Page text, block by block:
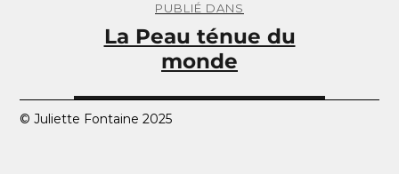
PUBLIÉ DANS
La Peau ténue du
monde
© Juliette Fontaine 2025